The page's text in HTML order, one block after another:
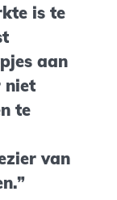
is te
aan
niet
te
van